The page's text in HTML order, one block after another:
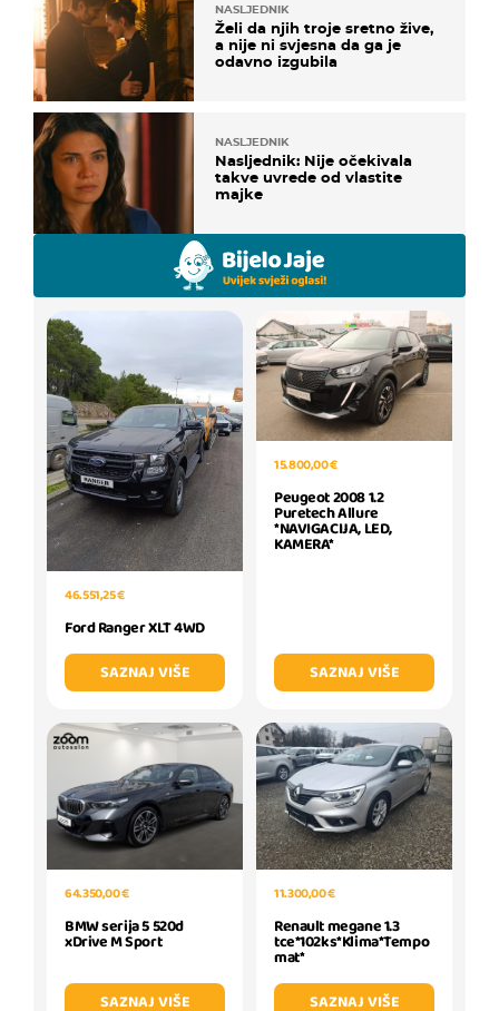
NASLJEDNIK
Želi da njih troje sretno žive,
a nije ni svjesna da ga je
odavno izgubila
NASLJEDNIK
Nasljednik: Nije očekivala
takve uvrede od vlastite
majke
46.551,25 €
Ford Ranger XLT 4WD
SAZNAJ VIŠE
15.800,00 €
Peugeot 2008 1.2
Puretech Allure
*NAVIGACIJA, LED,
KAMERA*
SAZNAJ VIŠE
64.350,00 €
BMW serija 5 520d
xDrive M Sport
SAZNAJ VIŠE
11.300,00 €
Renault megane 1.3
tce*102ks*Klima*Tempo
mat*
SAZNAJ VIŠE